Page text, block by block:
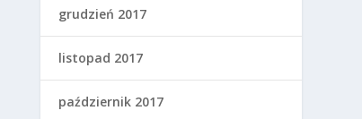
grudzień 2017
listopad 2017
październik 2017